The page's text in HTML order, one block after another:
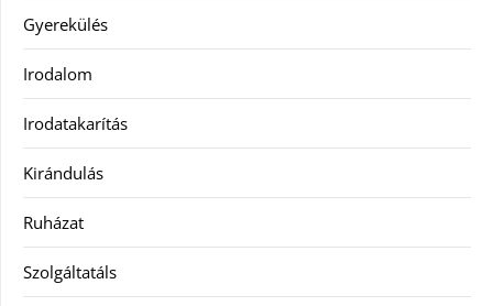
Gyerekülés
Irodalom
Irodatakarítás
Kirándulás
Ruházat
Szolgáltatáls